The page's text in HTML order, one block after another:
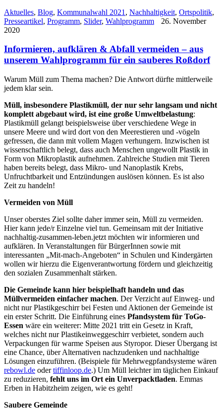
Aktuelles, Blog, Kommunalwahl 2021 , Nachhaltigkeit, Ortspolitik,
Presseartikel, Programm, Slider, Wahlprogramm
26. November
2020
Informieren, aufklären & Abfall vermeiden – aus
unserem Wahlprogramm für ein sauberes Roßdorf
Warum Müll zum Thema machen? Die Antwort dürfte mittlerweile
jedem klar sein.
Müll, insbesondere Plastikmüll, der nur sehr langsam und nicht
komplett abgebaut wird, ist eine große Umweltbelastung:
Plastikmüll gelangt beispielsweise über verschiedene Wege in
unsere Meere und wird dort von den Meerestieren und -vögeln
gefressen, die dann mit vollem Magen verhungern. Inzwischen ist
wissenschaftlich belegt, dass auch Menschen ungewollt Plastik in
Form von Mikroplastik aufnehmen. Zahlreiche Studien mit Tieren
haben bereits belegt, dass Mikro- und Nanoplastik Krebs,
Unfruchtbarkeit und Entzündungen auslösen können. Es ist also
Zeit zu handeln!
Vermeiden von Müll
Unser oberstes Ziel sollte daher immer sein, Müll zu vermeiden.
Hier kann jede/r Einzelne viel tun. Gemeinsam mit der Initiative
nachhaltig-zusammen-leben.jetzt möchten wir informieren und
aufklären. In Veranstaltungen für BürgerInnen sowie mit
interessanten „Mit-mach-Angeboten“ in Schulen und Kindergärten
wollen wir hierzu die Eigenverantwortung fördern und gleichzeitig
den sozialen Zusammenhalt stärken.
Die Gemeinde kann hier beispielhaft handeln und das
Müllvermeiden einfacher machen. Der Verzicht auf Einweg- und
nicht nur Plastikgeschirr bei Festen und Aktionen der Gemeinde ist
ein erster Schritt. Die Einführung eines Pfandsystem für ToGo-
Essen wäre ein weiterer: Mitte 2021 tritt ein Gesetz in Kraft,
welches nicht nur Plastikeinweggeschirr verbietet, sondern auch
Verpackungen für warme Speisen aus Styropor. Dieser Übergang ist
eine Chance, über Alternativen nachzudenken und nachhaltige
Lösungen einzuführen. (Beispiele für Mehrwegpfandsysteme wären
rebowl.de odertiffinloop.de.) Um Müll leichter im täglichen Einkauf
zu reduzieren, fehlt uns im Ort ein Unverpacktladen. Emmas
Erben in Habitzheim zeigen, wie es geht!
Saubere Gemeinde